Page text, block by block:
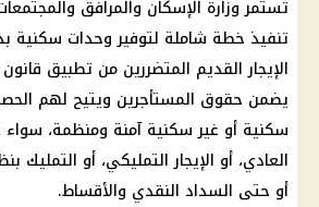
تستمر وزارة الإسكان والمرافق
تنفيذ خطة شاملة لتوفير وحدات سكنية
الإيجار القديم المتضررين من تطبيق قانون
يضمن حقوق المستأجرين ويتيح لهم
سكنية أو غير سكنية آمنة ومنظمة، سواء
العادي، أو الإيجار التمليكي، أو التمليك
أو حتى السداد النقدي والأقساط.